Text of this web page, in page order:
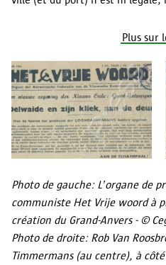
Plus sur
Photo de gauche: L’organe de
communiste Het Vrije woord à
création du Grand-Anvers - ©
Photo de droite: Rob Van
Timmermans (au centre), à